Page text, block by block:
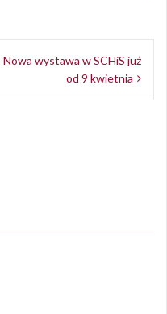
Nowa wystawa w SCHiS już
od 9 kwietnia